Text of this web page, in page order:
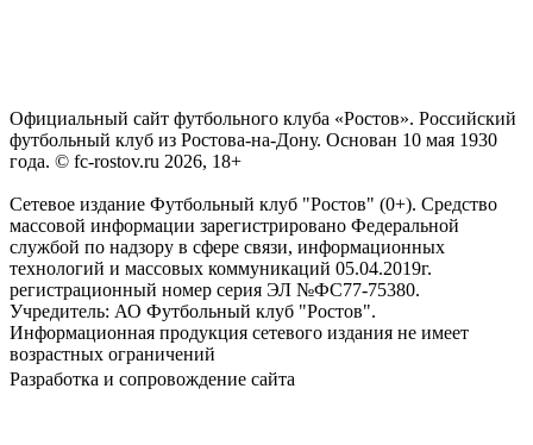
Официальный сайт футбольного клуба «Ростов». Российский
футбольный клуб из Ростова-на-Дону. Основан 10 мая 1930
года. © fc-rostov.ru 2026, 18+
Сетевое издание Футбольный клуб "Ростов" (0+). Средство
массовой информации зарегистрировано Федеральной
службой по надзору в сфере связи, информационных
технологий и массовых коммуникаций 05.04.2019г.
регистрационный номер серия ЭЛ №ФС77-75380.
Учредитель: АО Футбольный клуб "Ростов".
Информационная продукция сетевого издания не имеет
возрастных ограничений
Разработка и сопровождение сайта